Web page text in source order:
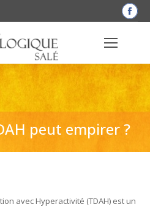
La
une
peut empirer ?
avec Hyperactivité (TDAH) est un